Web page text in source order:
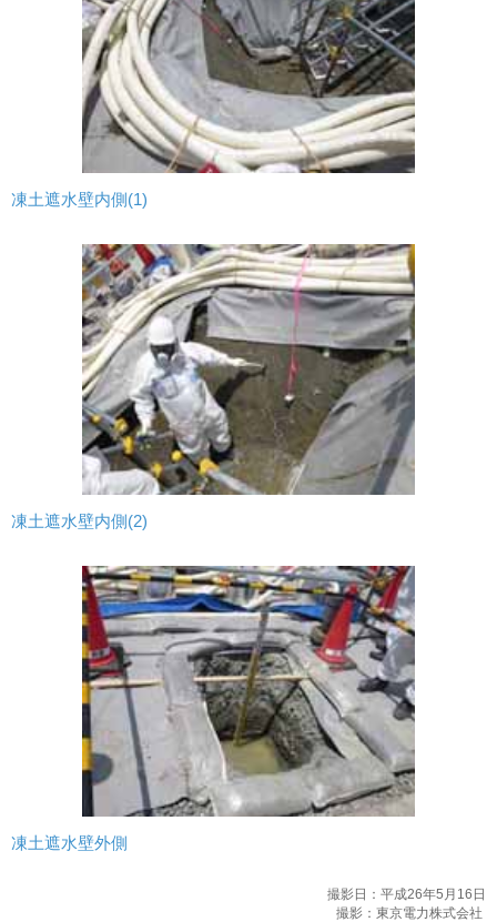
凍土遮水壁内側(1)
凍土遮水壁内側(2)
凍土遮水壁外側
撮影日：平成26年5月16日
撮影：東京電力株式会社